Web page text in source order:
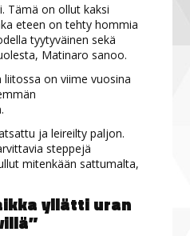
Tämä on ollut kaksi
eteen on tehty hommia
tyytyväinen sekä
Matinaro sanoo.
liitossa on viime vuosina
ja leireilty paljon.
steppejä
mitenkään sattumalta,
yllätti uran